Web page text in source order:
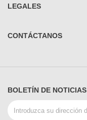
LEGALES
CONTÁCTANOS
BOLETÍN DE NOTICIAS